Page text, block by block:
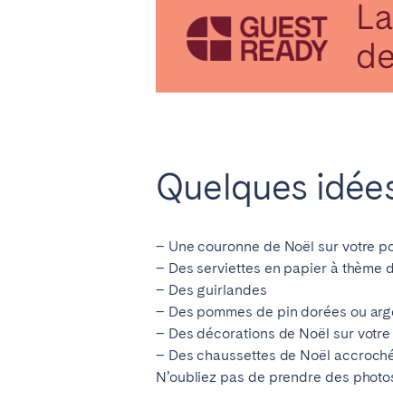
Quelques
– Une couronne de Noël sur votre
– Des serviettes en papier à thème
– Des guirlandes
– Des pommes de pin dorées ou
– Des décorations de Noël sur
– Des chaussettes de Noël
N’oubliez pas de prendre des